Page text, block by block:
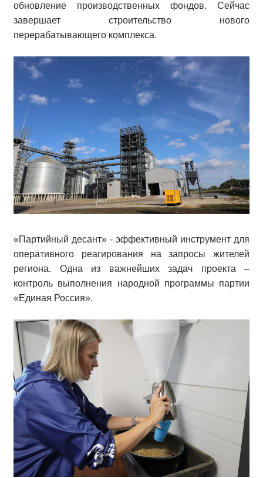
обновление производственных фондов. Сейчас
завершает строительство нового
перерабатывающего комплекса.
«Партийный десант» - эффективный инструмент для
оперативного реагирования на запросы жителей
региона. Одна из важнейших задач проекта –
контроль выполнения народной программы партии
«Единая Россия».